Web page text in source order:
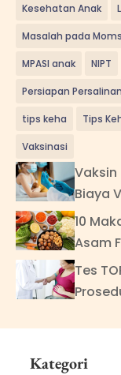
Kesehatan Anak
Masalah pada
MPASI anak NIPT
Persiapan Persalinan
tips keha Tips
Vaksinasi
Vaksin
Biaya
10
Asam
Tes
Kategori